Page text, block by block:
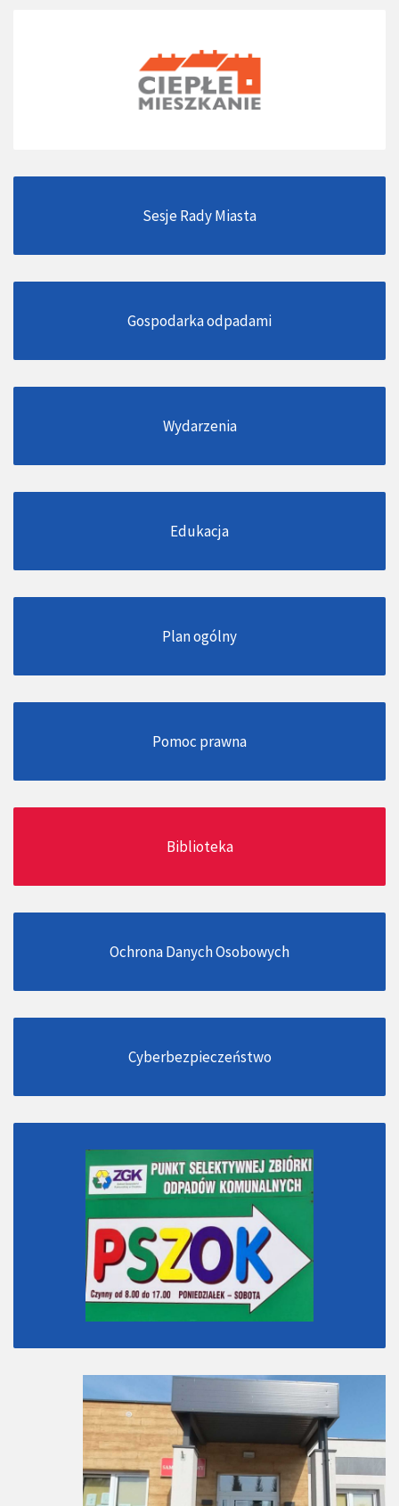
Sesje Rady Miasta
Gospodarka odpadami
Wydarzenia
Edukacja
Plan ogólny
Pomoc prawna
Biblioteka
Ochrona Danych Osobowych
Cyberbezpieczeństwo